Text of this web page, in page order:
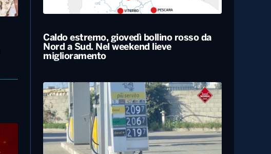
Caldo estremo, giovedì bollino rosso da
Nord a Sud. Nel weekend lieve
miglioramento